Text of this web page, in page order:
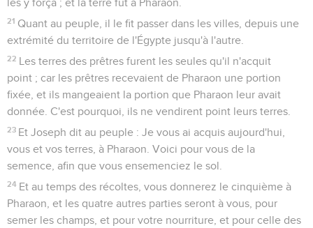
les y força ; et la terre fut à Pharaon.
21 Quant au peuple, il le fit passer dans les villes, depuis une
extrémité du territoire de l'Égypte jusqu'à l'autre.
22 Les terres des prêtres furent les seules qu'il n'acquit
point ; car les prêtres recevaient de Pharaon une portion
fixée, et ils mangeaient la portion que Pharaon leur avait
donnée. C'est pourquoi, ils ne vendirent point leurs terres.
23 Et Joseph dit au peuple : Je vous ai acquis aujourd'hui,
vous et vos terres, à Pharaon. Voici pour vous de la
semence, afin que vous ensemenciez le sol.
24 Et au temps des récoltes, vous donnerez le cinquième à
Pharaon, et les quatre autres parties seront à vous, pour
semer les champs, et pour votre nourriture, et pour celle des